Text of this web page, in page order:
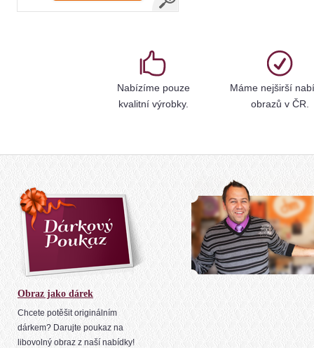
Nabízíme pouze
kvalitní výrobky.
Máme nejširší
obrazů v ČR.
Obraz jako dárek
Chcete potěšit originálním
dárkem? Darujte poukaz na
libovolný obraz z naší nabídky!